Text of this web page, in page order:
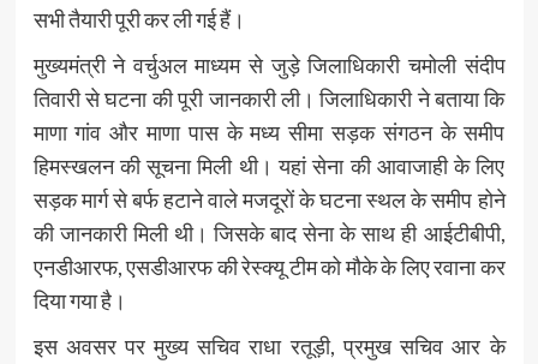
सभी तैयारी पूरी कर ली गई हैं।
मुख्यमंत्री ने वर्चुअल माध्यम से जुड़े जिलाधिकारी चमोली संदीप
तिवारी से घटना की पूरी जानकारी ली। जिलाधिकारी ने बताया कि
माणा गांव और माणा पास के मध्य सीमा सड़क संगठन के समीप
हिमस्खलन की सूचना मिली थी। यहां सेना की आवाजाही के लिए
सड़क मार्ग से बर्फ हटाने वाले मजदूरों के घटना स्थल के समीप होने
की जानकारी मिली थी। जिसके बाद सेना के साथ ही आईटीबीपी,
एनडीआरफ, एसडीआरफ की रेस्क्यू टीम को मौके के लिए रवाना कर
दिया गया है।
इस अवसर पर मुख्य सचिव राधा रतूड़ी, प्रमुख सचिव आर के